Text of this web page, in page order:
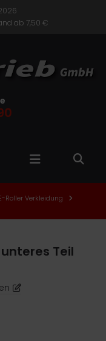
ab 7,50 €
Roller Verkleidung
Teil
ERSATZTEILE